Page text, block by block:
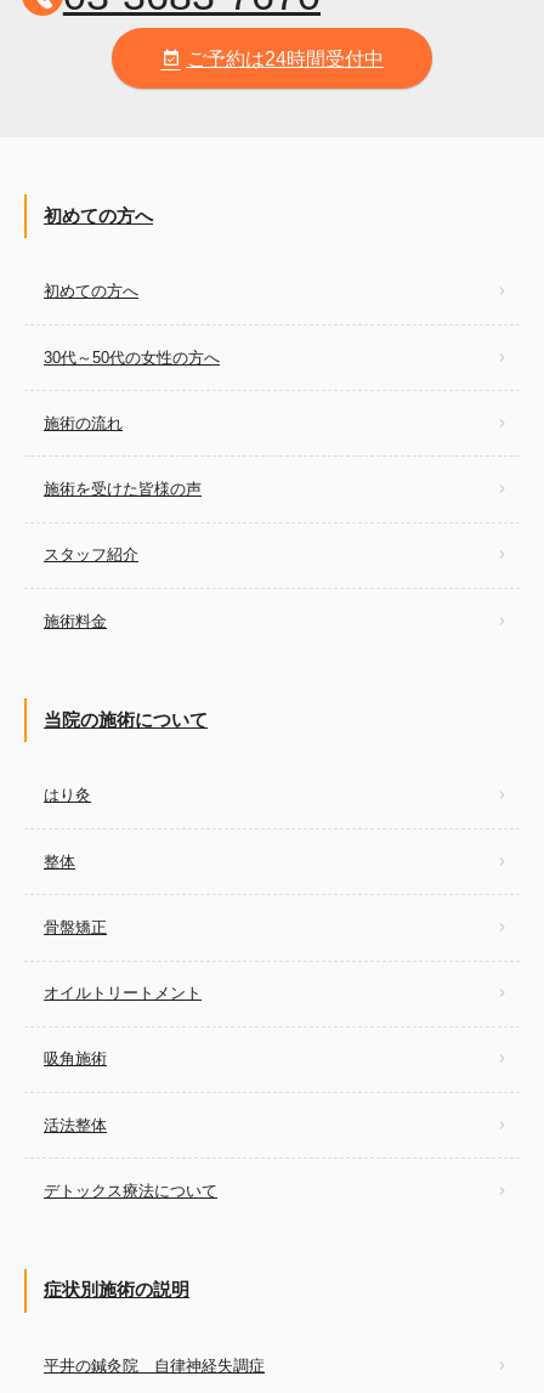
event_available ご予約は24時間受付中
初めての方へ
初めての方へ
30代～50代の女性の方へ
施術の流れ
施術を受けた皆様の声
スタッフ紹介
施術料金
当院の施術について
はり灸
整体
骨盤矯正
オイルトリートメント
吸角施術
活法整体
デトックス療法について
症状別施術の説明
平井の鍼灸院 自律神経失調症